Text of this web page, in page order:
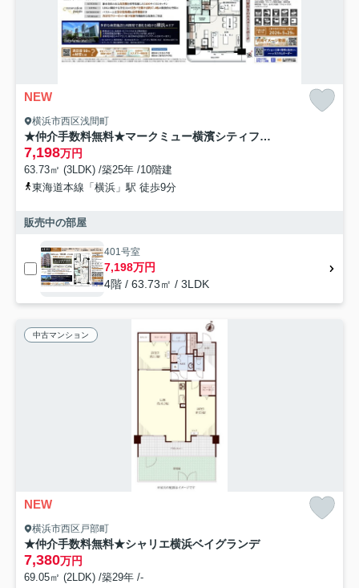
NEW
横浜市西区浅間町
★仲介手数料無料★マークミュー横濱シティフロント(1住戸1台分駐車場確保）
7,198万円
63.73㎡ (3LDK) /築25年 /10階建
東海道本線「横浜」駅 徒歩9分
販売中の部屋
401号室
7,198万円
4階 / 63.73㎡ / 3LDK
中古マンション
NEW
横浜市西区戸部町
★仲介手数料無料★シャリエ横浜ベイグランデ
7,380万円
69.05㎡ (2LDK) /築29年 /-